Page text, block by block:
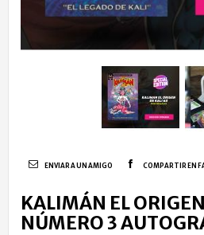
ENVIAR A UN AMIGO COMPARTIR EN
KALIMÁN EL
NÚMERO 3